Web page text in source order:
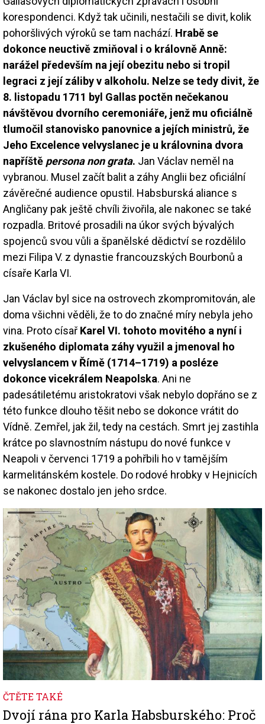
korespondenci. Když tak učinili, nestačili se divit, kolik
pohoršlivých výroků se tam nachází. Hrabě se
dokonce neuctivě zmiňoval i o královně Anně:
narážel především na její obezitu nebo si tropil
legraci z její záliby v alkoholu. Nelze se tedy divit, že
8. listopadu 1711 byl Gallas poctěn nečekanou
návštěvou dvorního ceremoniáře, jenž mu oficiálně
tlumočil stanovisko panovnice a jejích ministrů, že
Jeho Excelence velvyslanec je u královnina dvora
napříště persona non grata. Jan Václav neměl na
vybranou. Musel začít balit a záhy Anglii bez oficiální
závěrečné audience opustil. Habsburská aliance s
Angličany pak ještě chvíli živořila, ale nakonec se také
rozpadla. Britové prosadili na úkor svých bývalých
spojenců svou vůli a španělské dědictví se rozdělilo
mezi Filipa V. z dynastie francouzských Bourbonů a
císaře Karla VI.
Jan Václav byl sice na ostrovech zkompromitován, ale
doma všichni věděli, že to do značné míry nebyla jeho
vina. Proto císař Karel VI. tohoto movitého a nyní i
zkušeného diplomata záhy využil a jmenoval ho
velvyslancem v Římě (1714–1719) a posléze
dokonce vicekrálem Neapolska. Ani ne
padesátiletému aristokratovi však nebylo dopřáno se z
této funkce dlouho těšit nebo se dokonce vrátit do
Vídně. Zemřel, jak žil, tedy na cestách. Smrt jej zastihla
krátce po slavnostním nástupu do nové funkce v
Neapoli v červenci 1719 a pohřbili ho v tamějším
karmelitánském kostele. Do rodové hrobky v Hejnicích
se nakonec dostalo jen jeho srdce.
Image
ČTĚTE TAKÉ
Dvojí rána pro Karla Habsburského: Proč